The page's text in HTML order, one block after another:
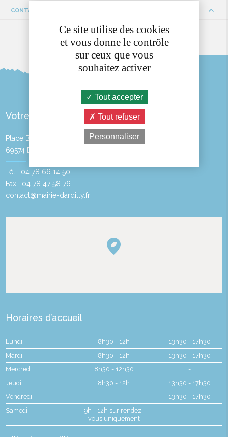
CONTACTS ET HORAIRES
Votre Mairie
Place Bayère
69574 DARDILLY
Tél : 04 78 66 14 50
Fax : 04 78 47 58 76
contact@mairie-dardilly.fr
Horaires d’accueil
Lundi 8h30 - 12h
13h30 - 17h30
Mardi
8h30 - 12h
13h30 - 17h30
Mercredi
8h30 - 12h30
-
Jeudi
8h30 - 12h
13h30 - 17h30
Vendredi
-
13h30 - 17h30
Samedi
9h - 12h sur rendez-
vous uniquement
-
Ce site utilise des cookies
et vous donne le contrôle
sur ceux que vous
souhaitez activer
Tout accepter
Tout refuser
Personnaliser